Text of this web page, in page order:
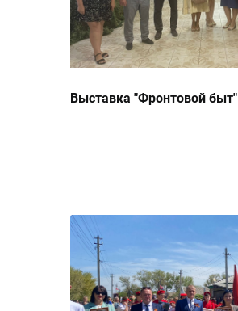
Выставка "Фронтовой быт"